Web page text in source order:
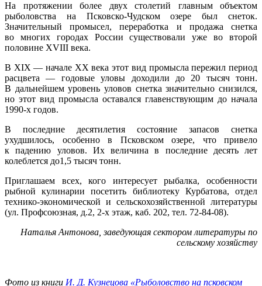
На протяжении более двух столетий главным объектом
рыболовства на Псковско-Чудском озере был снеток.
Значительный промысел, переработка и продажа снетка
во многих городах России существовали уже во второй
половине XVIII века.
В XIX — начале ХХ века этот вид промысла пережил период
расцвета — годовые уловы доходили до 20 тысяч тонн.
В дальнейшем уровень уловов снетка значительно снизился,
но этот вид промысла оставался главенствующим до начала
1990-х годов.
В последние десятилетия состояние запасов снетка
ухудшилось, особенно в Псковском озере, что привело
к падению уловов. Их величина в последние десять лет
колеблется до1,5 тысяч тонн.
Приглашаем всех, кого интересует рыбалка, особенности
рыбной кулинарии посетить библиотеку Курбатова, отдел
технико-экономической и сельскохозяйственной литературы
(ул. Профсоюзная, д.2, 2-х этаж, каб. 202, тел. 72-84-08).
Наталья Антонова,заведующая сектором литературы по
сельскому хозяйству
Фото из книги И. Д. Кузнецова «Рыболовство на псковском